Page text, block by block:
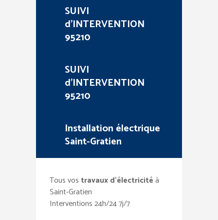
SUIVI
d’INTERVENTION
95210
SUIVI
d’INTERVENTION
95210
Installation électrique
Saint-Gratien
Tous vos travaux d’électricitéà
Saint-Gratien
Interventions 24h/24 7j/7